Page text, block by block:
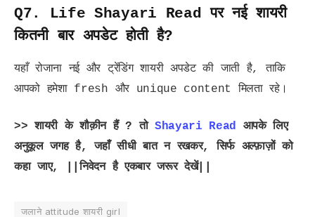
Q7. Life Shayari Read पर नई शायरी
कितनी बार अपडेट होती है?
यहाँ रोजाना नई और ट्रेंडिंग शायरी अपडेट की जाती है, ताकि
आपको हमेशा fresh और unique content मिलता रहे।
>> शायरी के शौक़ीन हैं ? तो Shayari Read आपके लिए
अनुकूल जगह है, जहाँ सीधी बात न रखकर, सिर्फ अल्फ़ाज़ों को
कहा जाए, ||निवेदन है एकबार जरूर देखें||
जलाने attitude शायरी girl